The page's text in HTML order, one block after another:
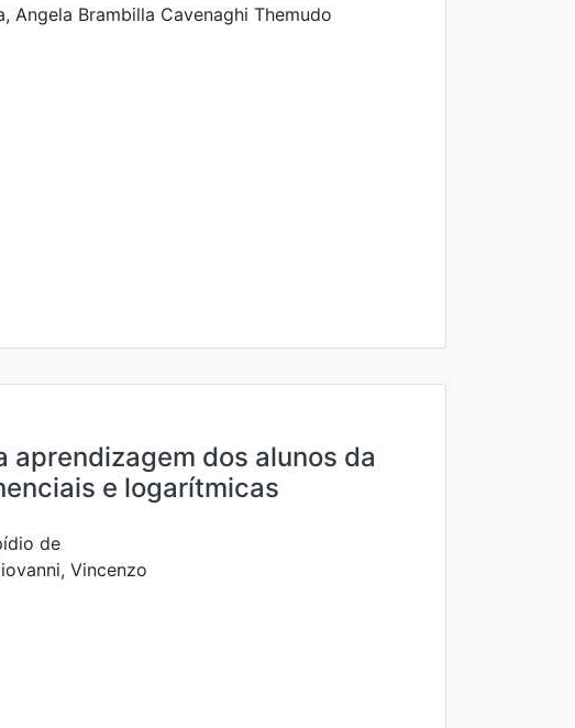
Angela Brambilla Cavenaghi Themudo
dos alunos da
e logarítmicas
de
Vincenzo